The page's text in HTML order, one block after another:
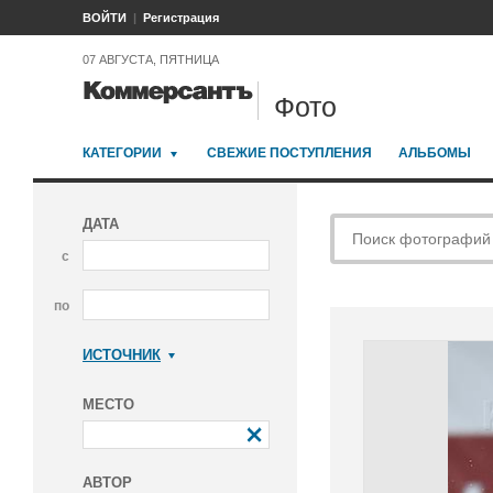
ВОЙТИ Регистрация
07 АВГУСТА, ПЯТНИЦА
Фото
КАТЕГОРИИ СВЕЖИЕ ПОСТУПЛЕНИЯ АЛЬБОМЫ
ДАТА
с
по
ИСТОЧНИК
МЕСТО
АВТОР